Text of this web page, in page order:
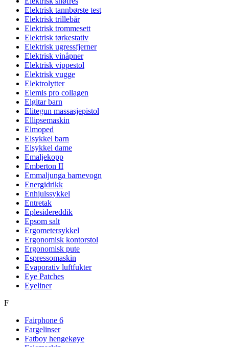
Elektrisk tannbørste test
Elektrisk trillebår
Elektrisk trommesett
Elektrisk tørkestativ
Elektrisk ugressfjerner
Elektrisk vinåpner
Elektrisk vippestol
Elektrisk vugge
Elektrolytter
Elemis pro collagen
Elgitar barn
Elitegun massasjepistol
Ellipsemaskin
Elmoped
Elsykkel barn
Elsykkel dame
Emaljekopp
Emberton II
Emmaljunga barnevogn
Energidrikk
Enhjulssykkel
Entretak
Eplesidereddik
Epsom salt
Ergometersykkel
Ergonomisk kontorstol
Ergonomisk pute
Espressomaskin
Evaporativ luftfukter
Eye Patches
Eyeliner
F
Fairphone 6
Fargelinser
Fatboy hengekøye